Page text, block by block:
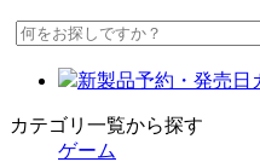
新製品予約・発売日
カテゴリ一覧から探す
ゲーム